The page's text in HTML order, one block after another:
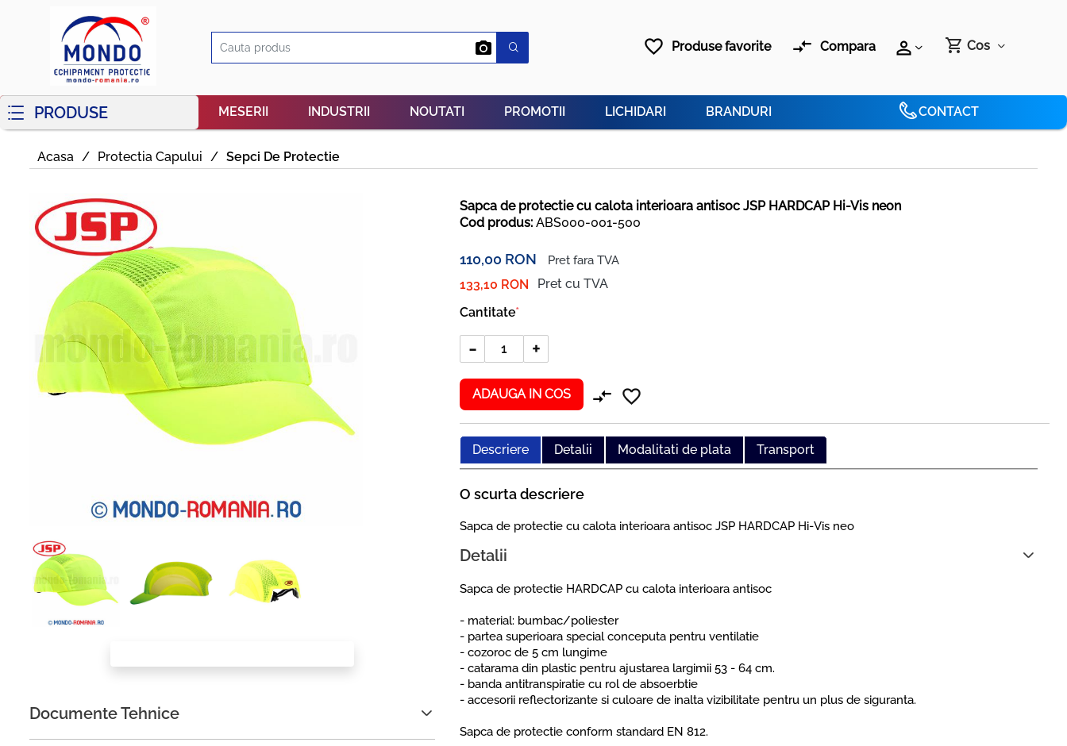
favorite_border Produse favorite compare_arrows Compara perm_identity shopping_cart Cos
PRODUSE MESERII INDUSTRII NOUTATI PROMOTII LICHIDARI BRANDURI CONTACT
Acasa / Protectia Capului / Sepci De Protectie
Documente Tehnice
Sapca de protectie cu calota interioara antisoc JSP HARDCAP Hi-Vis neon
Cod produs: ABS000-001-500
110,00 RON Pret fara TVA
133,10 RON
Pret cu TVA
Cantitate
- +
compare_arrows favorite_border
ADAUGA IN COS
Descriere Detalii Modalitati de plata Transport
O scurta descriere
Sapca de protectie cu calota interioara antisoc JSP HARDCAP Hi-Vis neo
Detalii
Sapca de protectie HARDCAP cu calota interioara antisoc
- material: bumbac/poliester
- partea superioara special conceputa pentru ventilatie
- cozoroc de 5 cm lungime
- catarama din plastic pentru ajustarea largimii 53 - 64 cm.
- banda antitranspiratie cu rol de absoerbtie
- accesorii reflectorizante si culoare de inalta vizibilitate pentru un plus de siguranta.
Sapca de protectie conform standard EN 812.